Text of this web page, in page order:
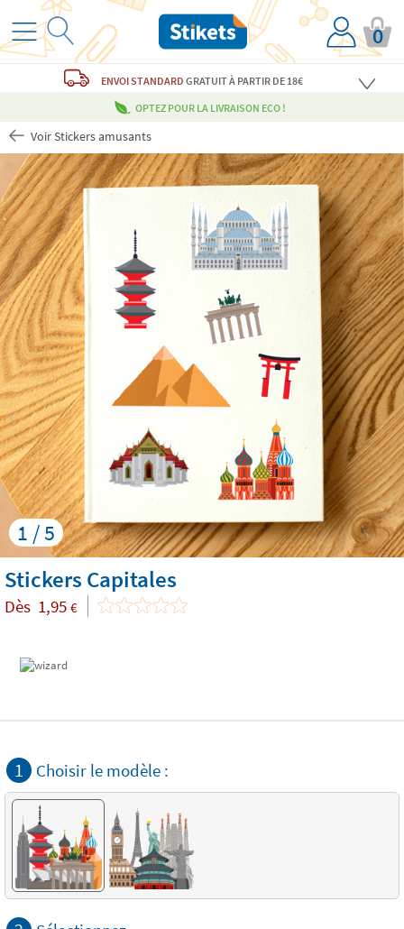
0
ENVOI STANDARDGRATUITÀ PARTIR DE 18€
OPTEZ POUR LA LIVRAISON ECO !
Voir Stickers amusants
1 / 5
Stickers Capitales
Dès 1,95 €
1 Choisir le modèle :